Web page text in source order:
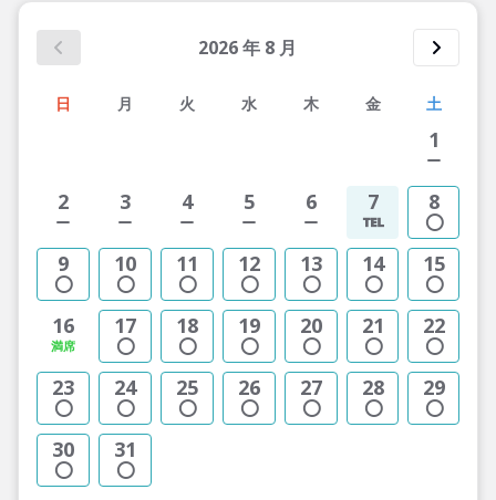
2026年 8 月
日 月 火 水 木 金 土
1
2 3 4 5 6 7 8
9 10 11 12 13 14 15
16 17 18 19 20 21 22
23 24 25 26 27 28 29
30 31